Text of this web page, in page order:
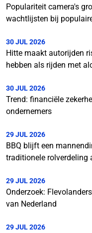
Populariteit camera's
wachtlijsten bij
30 JUL 2026
Hitte maakt autorijden
hebben als rijden met
30 JUL 2026
Trend: financiële
ondernemers
29 JUL 2026
BBQ blijft een
traditionele rolverdeling
29 JUL 2026
Onderzoek:
van Nederland
29 JUL 2026